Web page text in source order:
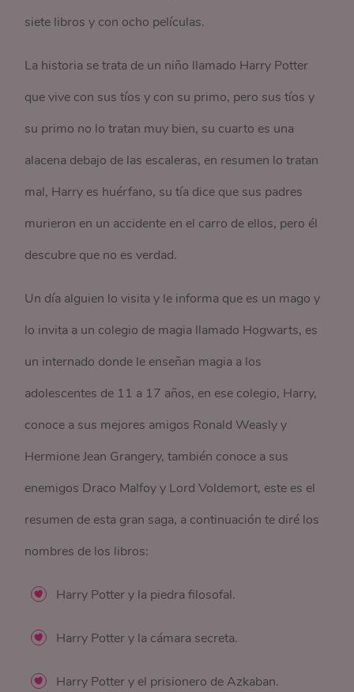
siete libros y con ocho películas.
La historia se trata de un niño llamado Harry Potter
que vive con sus tíos y con su primo, pero sus tíos y
su primo no lo tratan muy bien, su cuarto es una
alacena debajo de las escaleras, en resumen lo tratan
mal, Harry es huérfano, su tía dice que sus padres
murieron en un accidente en el carro de ellos, pero él
descubre que no es verdad.
Un día alguien lo visita y le informa que es un mago y
lo invita a un colegio de magia llamado Hogwarts, es
un internado donde le enseñan magia a los
adolescentes de 11 a 17 años, en ese colegio, Harry,
conoce a sus mejores amigos Ronald Weasly y
Hermione Jean Grangery, también conoce a sus
enemigos Draco Malfoy y Lord Voldemort, este es el
resumen de esta gran saga, a continuación te diré los
nombres de los libros:
Harry Potter y la piedra filosofal.
Harry Potter y la cámara secreta.
Harry Potter y el prisionero de Azkaban.